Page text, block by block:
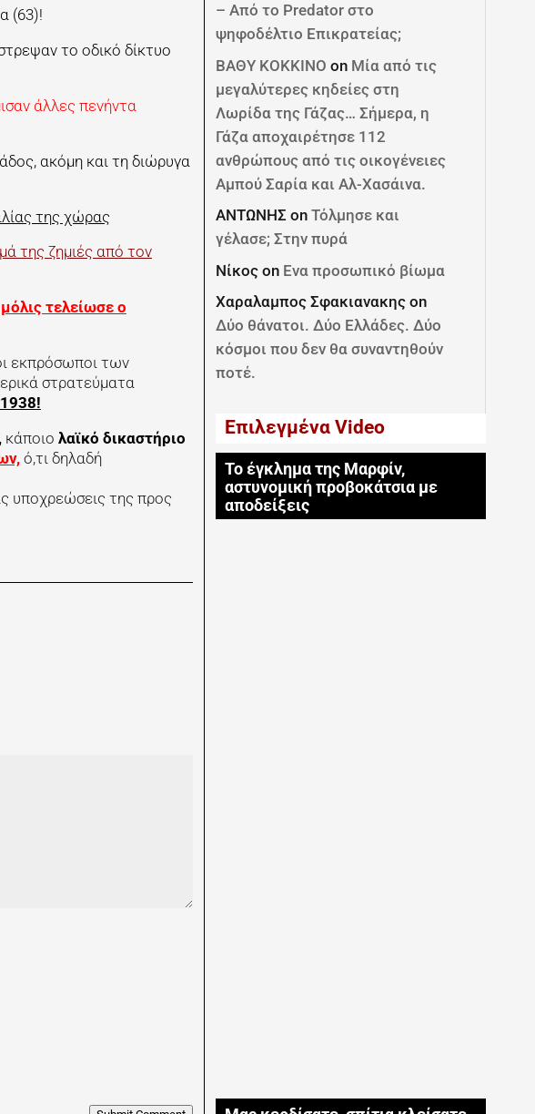
(63)!
το οδικό δίκτυο
άλλες πενήντα
ακόμη και τη διώρυγα
της χώρας
της ζημιές από τον
τελείωσε ο
εκπρόσωποι των
στρατεύματα
κάποιο λαϊκό δικαστήριο
ό,τι δηλαδή
υποχρεώσεις της προς
– Από το Predator στο
ψηφοδέλτιο Επικρατείας;
ΒΑΘΥ ΚΟΚΚΙΝΟ on Μία από τις
μεγαλύτερες κηδείες στη
Λωρίδα της Γάζας… Σήμερα, η
Γάζα αποχαιρέτησε 112
ανθρώπους από τις οικογένειες
Αμπού Σαρία και Αλ-Χασάινα.
ΑΝΤΩΝΗΣ onΤόλμησε και
γέλασε; Στην πυρά
Νίκος on Ενα προσωπικό βίωμα
Χαραλαμπος Σφακιανακης on
Δύο θάνατοι. Δύο Ελλάδες. Δύο
κόσμοι που δεν θα συναντηθούν
ποτέ.
Επιλεγμένα Video
Το έγκλημα της Μαρφίν,
αστυνομική προβοκάτσια με
αποδείξεις